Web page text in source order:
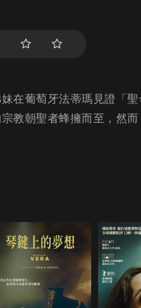
在葡萄牙法蒂瑪見證「
教朝聖者蜂擁而至，然